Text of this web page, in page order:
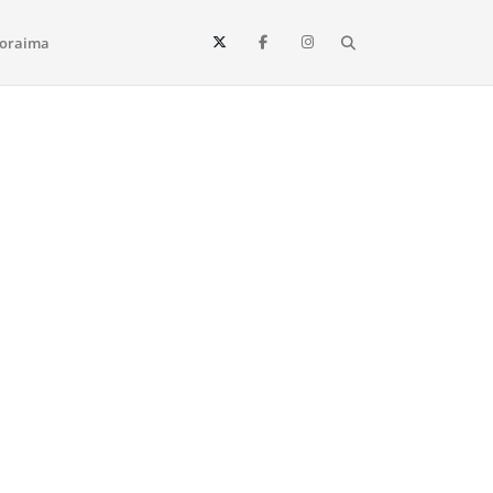
e todo o estado de Roraima. Fique sempre informado